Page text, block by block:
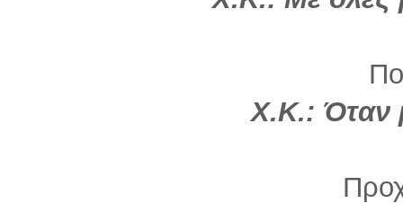
Χ.Κ.: Όταν